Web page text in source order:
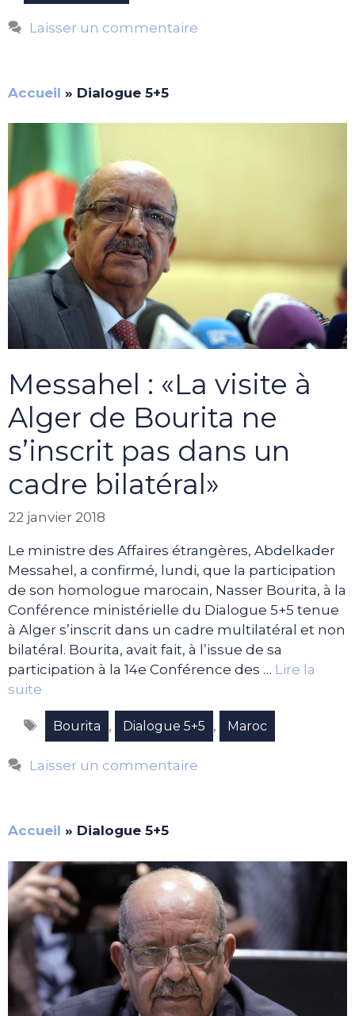
Laisser un commentaire
Accueil » Dialogue 5+5
Messahel : «La visite à
Alger de Bourita ne
s’inscrit pas dans un
cadre bilatéral»
22 janvier 2018
Le ministre des Affaires étrangères, Abdelkader
Messahel, a confirmé, lundi, que la participation
de son homologue marocain, Nasser Bourita, à la
Conférence ministérielle du Dialogue 5+5 tenue
à Alger s’inscrit dans un cadre multilatéral et non
bilatéral. Bourita, avait fait, à l’issue de sa
participation à la 14e Conférence des … Lire la
suite
Étiquettes
Bourita , Dialogue 5+5 , Maroc
Laisser un commentaire
Accueil » Dialogue 5+5